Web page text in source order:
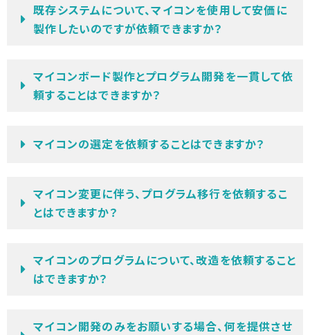
既存システムについて、マイコンを使用して安価に
製作したいのですが依頼できますか？
マイコンボード製作とプログラム開発を一貫して依
頼することはできますか？
マイコンの選定を依頼することはできますか？
マイコン変更に伴う、プログラム移行を依頼するこ
とはできますか？
マイコンのプログラムについて、改造を依頼すること
はできますか？
マイコン開発のみをお願いする場合、何を提供させ